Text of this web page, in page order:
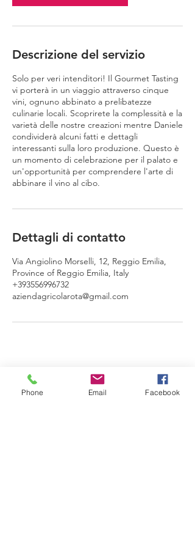
Descrizione del servizio
Solo per veri intenditori! Il Gourmet Tasting
vi porterà in un viaggio attraverso cinque
vini, ognuno abbinato a prelibatezze
culinarie locali. Scoprirete la complessità e la
varietà delle nostre creazioni mentre Daniele
condividerà alcuni fatti e dettagli
interessanti sulla loro produzione. Questo è
un momento di celebrazione per il palato e
un'opportunità per comprendere l'arte di
abbinare il vino al cibo.
Dettagli di contatto
Via Angiolino Morselli, 12, Reggio Emilia,
Province of Reggio Emilia, Italy
+393556996732
aziendagricolarota@gmail.com
Phone Email Facebook